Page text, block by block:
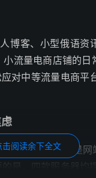
博客、小型俄语资
流量电商店铺的
对中等流量电商平
硬盘，无论是
击阅读余下全文